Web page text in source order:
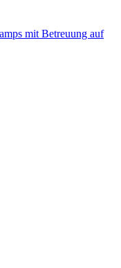
mit Betreuung auf